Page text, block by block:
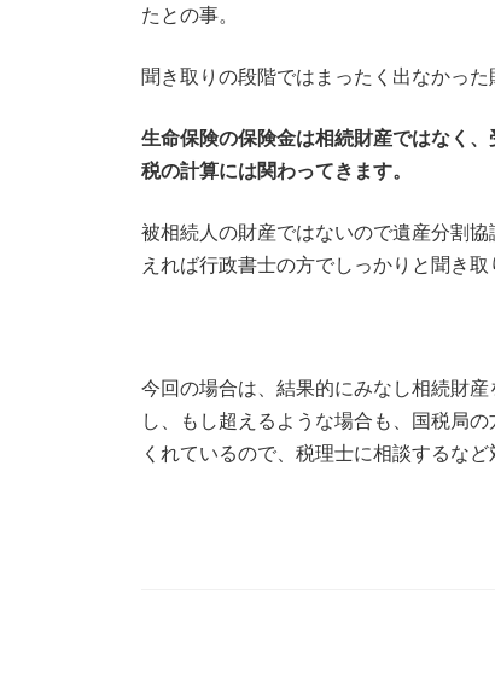
たとの事。
聞き取りの段階ではまったく出なかっ
生命保険の保険金は相続財産ではなく
税の計算には関わってきます。
被相続人の財産ではないので遺産分割
えれば行政書士の方でしっかりと聞き
今回の場合は、結果的にみなし相続財
し、もし超えるような場合も、国税局
くれているので、税理士に相談するな